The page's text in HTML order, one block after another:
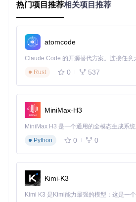
人工打
卡
5分钟/次 × 2次 = 10分
钟
自动打
卡
0维护
场景二：跨部门数据同步
解决方案
收件人信息，确保信息实时同步至管理
自定义，实现打卡结果自动同步
操作方式 信息同步时效
人工汇报
平均2小时 3次
热门项目推荐相关项目推荐
atomcode
Rust
0 537
MiniMax-H3
Python
0 0
Kimi-K3